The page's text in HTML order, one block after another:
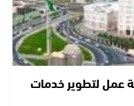
عمل لتطوير خدمات